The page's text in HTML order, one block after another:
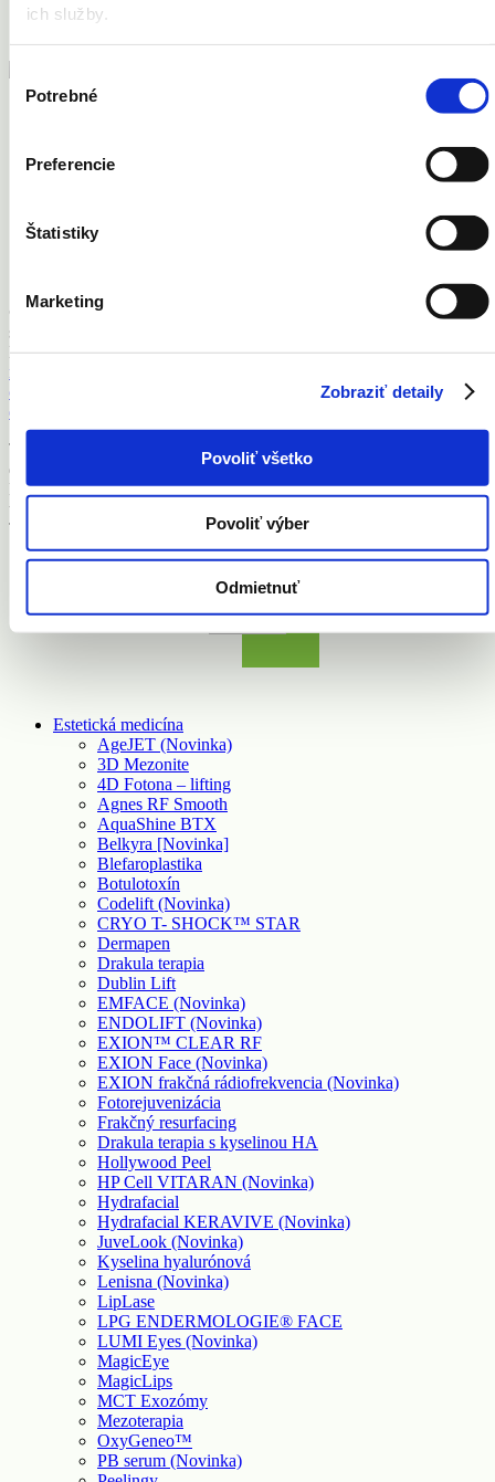
ich služby.
súhlasu
Potrebné
Preferencie
Štatistiky
Marketing
Zobraziť detaily
Povoliť všetko
Povoliť výber
Odmietnuť
Ruky
Facebook
© 2018 MEDISKIN s.r.o. všetky práva vyhradené | MEDISKIN
s.r.o., Mýtna 5, 811 07 Bratislava
M:+421 0903 029 754| M:+421 905 327 010|
mediskin@mediskin.sk
obchodné podmienky
Žiadosť o zaslanie výpisu zo zdravotnej
dokumentácie
Texty zverejnené na tejto webstránke sú výsledkom tvorivej
duševnej činnosti, pričom ich použitie bez súhlasu spoločnosti
MEDISKIN s.r.o. môže spôsobiť porušenie autorského zákona a
taktiež naplniť skutkovú podstatu trestného činu podľa § 283
Trestného zákona (Porušovanie autorského práva).
Estetická medicína
AgeJET (Novinka)
3D Mezonite
4D Fotona – lifting
Agnes RF Smooth
AquaShine BTX
Belkyra [Novinka]
Blefaroplastika
Botulotoxín
Codelift (Novinka)
CRYO T- SHOCK™ STAR
Dermapen
Drakula terapia
Dublin Lift
EMFACE (Novinka)
ENDOLIFT (Novinka)
EXION™ CLEAR RF
EXION Face (Novinka)
EXION frakčná rádiofrekvencia (Novinka)
Fotorejuvenizácia
Frakčný resurfacing
Drakula terapia s kyselinou HA
Hollywood Peel
HP Cell VITARAN (Novinka)
Hydrafacial
Hydrafacial KERAVIVE (Novinka)
JuveLook (Novinka)
Kyselina hyalurónová
Lenisna (Novinka)
LipLase
LPG ENDERMOLOGIE® FACE
LUMI Eyes (Novinka)
MagicEye
MagicLips
MCT Exozómy
Mezoterapia
OxyGeneo™
PB serum (Novinka)